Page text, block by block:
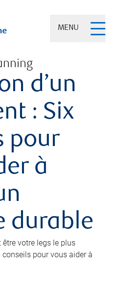
MENU
d’un
: Six
pour
à
durable
votre legs le plus
pour vous aider à